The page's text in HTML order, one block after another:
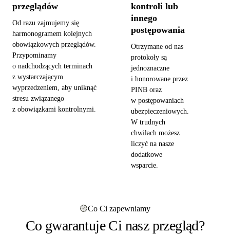
przeglądów
Od razu zajmujemy się
harmonogramem kolejnych
obowiązkowych przeglądów.
Przypominamy
o nadchodzących terminach
z wystarczającym
wyprzedzeniem, aby uniknąć
stresu związanego
z obowiązkami kontrolnymi.
kontroli lub
innego
postępowania
Otrzymane od nas
protokoły są
jednoznaczne
i honorowane przez
PINB oraz
w postępowaniach
ubezpieczeniowych.
W trudnych
chwilach możesz
liczyć na nasze
dodatkowe
wsparcie.
Co Ci zapewniamy
Co gwarantuje Ci nasz przegląd?